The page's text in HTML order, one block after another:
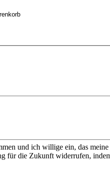
und ich willige ein, das
die Zukunft widerrufen,